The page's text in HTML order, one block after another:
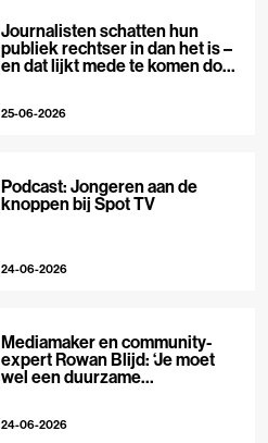
Journalisten schatten hun
publiek rechtser in dan het is –
en dat lijkt mede te komen door
25-06-2026
Podcast: Jongeren aan de
knoppen bij Spot TV
24-06-2026
Mediamaker en community-
expert Rowan Blijd: ‘Je moet
wel een duurzame
24-06-2026